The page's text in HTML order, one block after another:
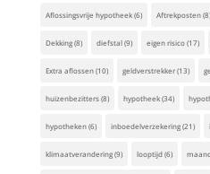
Aflossingsvrije hypotheek(6) Aftrekposten(8)
Dekking(8) diefstal(9) eigen risico(17)
Extra aflossen(10) geldverstrekker(13)
huizenbezitters(8) hypotheek(34)
hypotheken(6) inboedelverzekering(21)
klimaatverandering(9) looptijd(6)